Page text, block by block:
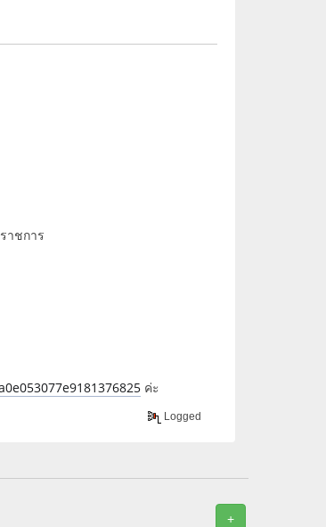
าชการ
ค่ะ
Logged
+